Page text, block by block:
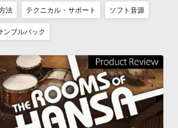
音楽カード製作サービス
楽曲配信流通サービス
EDM TRANCE ROUTER.FM
・エフェクト
DAW 効果音 BGM
法 テクニカル・サポート ソフト音源
ンプルパック